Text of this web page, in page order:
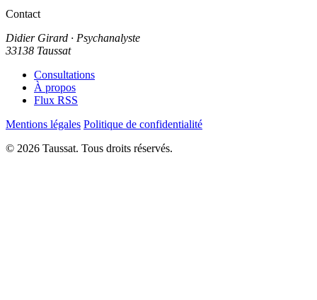
Contact
Didier Girard · Psychanalyste
33138 Taussat
Consultations
À propos
Flux RSS
Mentions légales Politique de confidentialité
© 2026 Taussat. Tous droits réservés.